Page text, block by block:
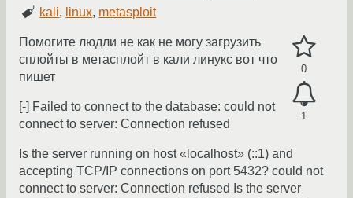
kali, linux, metasploit
0
1
Помогите людли не как не могу загрузить
сплойты в метасплойт в кали линукс вот что
пишет
[-] Failed to connect to the database: could not
connect to server: Connection refused
Is the server running on host «localhost» (::1) and
accepting TCP/IP connections on port 5432? could not
connect to server: Connection refused Is the server